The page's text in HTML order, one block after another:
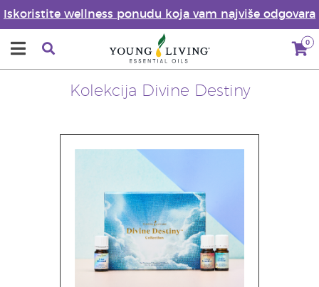
Iskoristite wellness ponudu koja vam najviše odgovara
0
Kolekcija Divine Destiny